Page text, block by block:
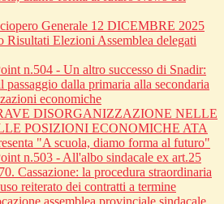
Generale 12 DICEMBRE 2025
Risultati Elezioni Assemblea delegati
n.504 - Un altro successo di Snadir:
passaggio dalla primaria alla secondaria
economiche
DISORGANIZZAZIONE NELLE
POSIZIONI ECONOMICHE ATA
"A scuola, diamo forma al futuro"
n.503 - All'albo sindacale ex art.25
Cassazione: la procedura straordinaria
reiterato dei contratti a termine